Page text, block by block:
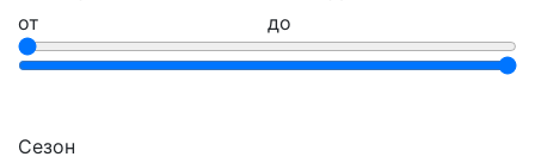
от до
Сезон